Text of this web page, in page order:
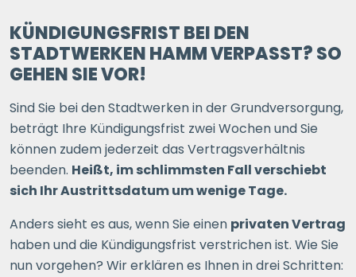
KÜNDIGUNGSFRIST BEI DEN
STADTWERKEN HAMM VERPASST? SO
GEHEN SIE VOR!
Sind Sie bei den Stadtwerken in der Grundversorgung,
beträgt Ihre Kündigungsfrist zwei Wochen und Sie
können zudem jederzeit das Vertragsverhältnis
beenden. Heißt, im schlimmsten Fall verschiebt
sich Ihr Austrittsdatum um wenige Tage.
Anders sieht es aus, wenn Sie einen privaten Vertrag
haben und die Kündigungsfrist verstrichen ist. Wie Sie
nun vorgehen? Wir erklären es Ihnen in drei Schritten: